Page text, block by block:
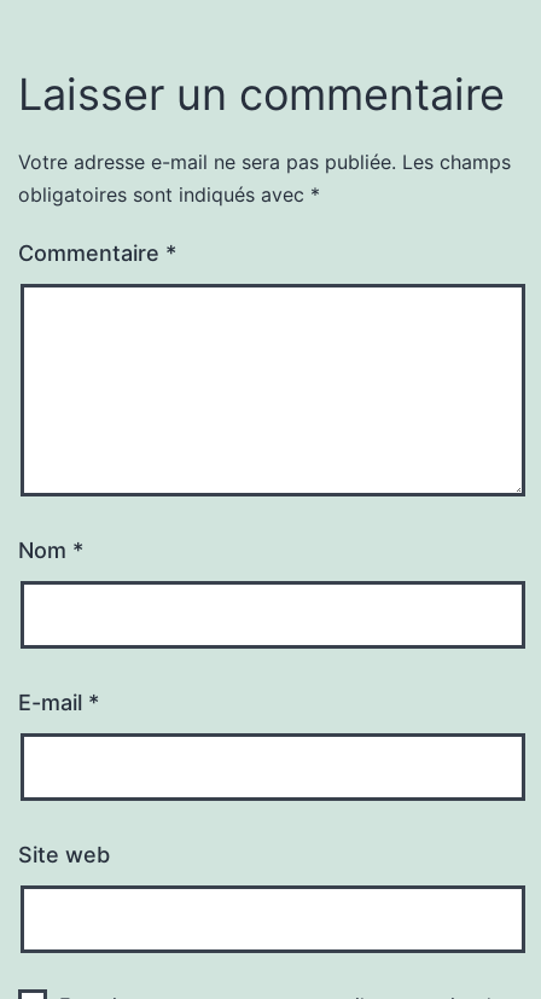
Laisser un commentaire
Votre adresse e-mail ne sera pas publiée. Les champs
obligatoires sont indiqués avec *
Commentaire *
Nom *
E-mail *
Site web